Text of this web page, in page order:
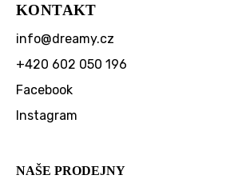
KONTAKT
info@dreamy.cz
+420 602 050 196
Facebook
Instagram
NAŠE PRODEJNY